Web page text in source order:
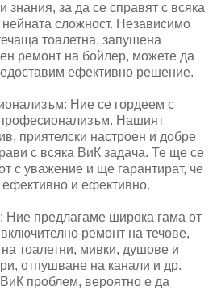
знания, за да се справят с всяка
сложност. Независимо
тоалетна, запушена
ремонт на бойлер, можете да
ефективно решение.
Ние се гордеем с
Нашият
приятелски настроен и добре
с всяка ВиК задача. Те ще се
с уважение и ще гарантират, че
и ефективно.
Ние предлагаме широка гама от
ремонт на течове,
тоалетни, мивки, душове и
отпушване на канали и др.
проблем, вероятно е да